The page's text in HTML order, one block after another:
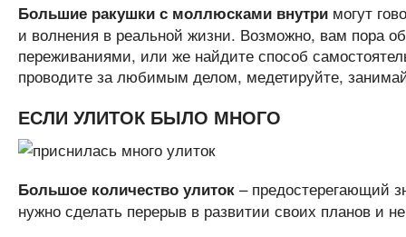
Большие ракушки с моллюсками внутримогут
и волнения в реальной жизни. Возможно, вам пора
переживаниями, или же найдите способ
проводите за любимым делом, медетируйте,
ЕСЛИ УЛИТОК БЫЛО МНОГО
Большое количество улиток– предостерегающий
нужно сделать перерыв в развитии своих планов и